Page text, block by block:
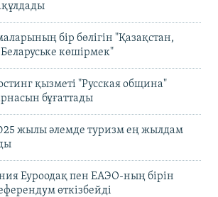
бір бөлігін "Қазақстан,
көшірмек"
қызметі "Русская община"
бұғаттады
жылы әлемде туризм ең жылдам
Еуроодақ пен ЕАЭО-ның бірін
өткізбейді